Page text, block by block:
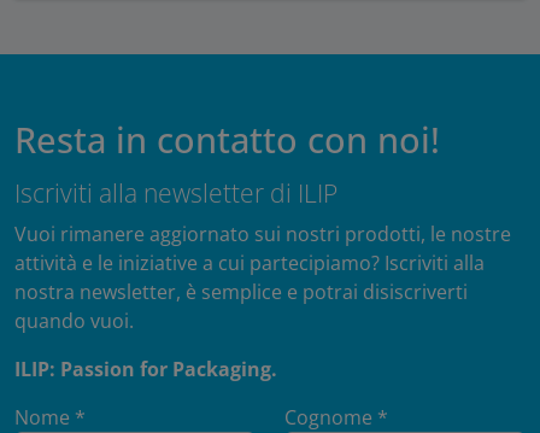
Resta in contatto con noi!
Iscriviti alla newsletter di ILIP
Vuoi rimanere aggiornato sui nostri prodotti, le nostre
attività e le iniziative a cui partecipiamo? Iscriviti alla
nostra newsletter, è semplice e potrai disiscriverti
quando vuoi.
ILIP: Passion for Packaging.
Nome *
Cognome *